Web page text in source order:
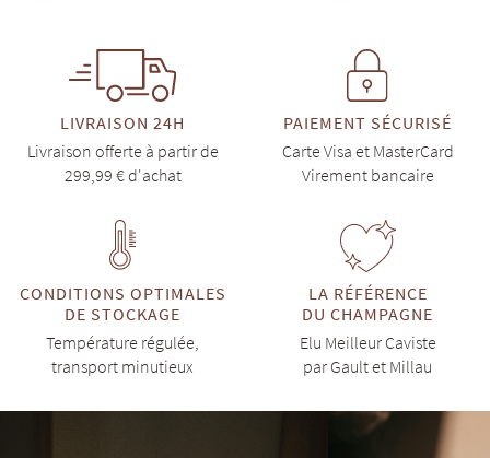
LIVRAISON 24H
Livraison offerte à partir de
299,99 € d'achat
PAIEMENT SÉCURISÉ
Carte Visa et MasterCard
Virement bancaire
CONDITIONS OPTIMALES
DE STOCKAGE
Température régulée,
transport minutieux
LA RÉFÉRENCE
DU CHAMPAGNE
Elu Meilleur Caviste
par Gault et Millau